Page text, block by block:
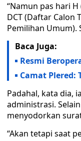
“Namun pas hari
DCT (Daftar Calon
Pemilihan Umum).
Baca Juga:
Resmi
Camat Plered:
Padahal, kata dia,
administrasi.
menyodorkan
“Akan tetapi saat